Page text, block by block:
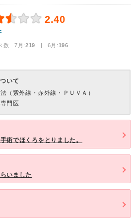
2.40
数 7月:219 | 6月:196
いて
（紫外線・赤外線・ＰＵＶＡ）
門医
術でほくろをとりました。
いました